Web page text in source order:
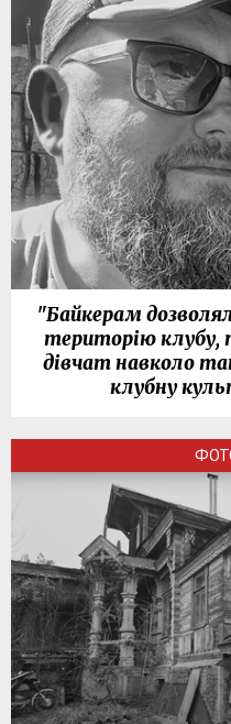
"Байкерам
територію клубу,
дівчат навколо
клубну